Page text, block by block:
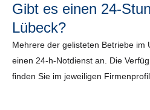
Gibt es einen 24-
Lübeck?
Mehrere der gelisteten Betriebe im
einen 24-h-Notdienst an. Die
finden Sie im jeweiligen Firmenprofil.